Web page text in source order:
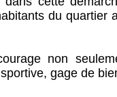
du quartier
non
gage de